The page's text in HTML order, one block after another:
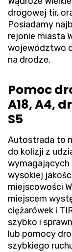
drogowej tir,
Posiadamy
rejonie miasta
województwo
na drodze.
Pomoc
A18, A4,
S5
Autostrada to
do kolizji z
wymagających
wysokiej
miejscowości
miejscem
ciężarówek i
szybko i
lub pomocy
szybkiego